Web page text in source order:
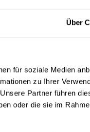
Über
für soziale Medien
zu Ihrer
Partner führen
oder die sie im